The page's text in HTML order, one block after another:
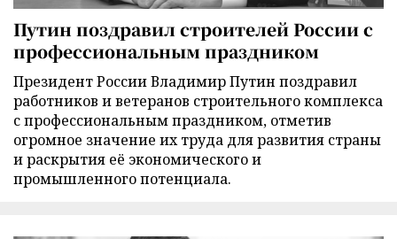
Путин поздравил строителей России с
профессиональным праздником
Президент России Владимир Путин поздравил
работников и ветеранов строительного комплекса
с профессиональным праздником, отметив
огромное значение их труда для развития страны
и раскрытия её экономического и
промышленного потенциала.